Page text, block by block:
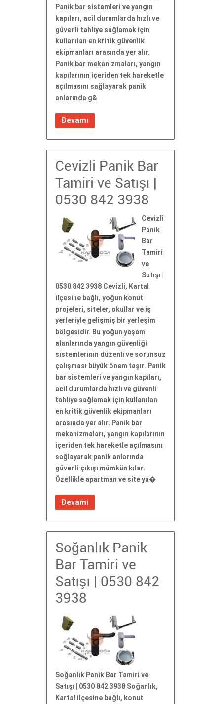
Panik bar sistemleri ve yangın
kapıları, acil durumlarda hızlı ve
güvenli tahliye sağlamak için
kullanılan en kritik güvenlik
ekipmanları arasında yer alır.
Panik bar mekanizmaları, yangın
kapılarının içeriden tek hareketle
açılmasını sağlayarak panik
anlarında g&
Devamı
Cevizli Panik Bar
Tamiri ve Satışı |
0530 842 3938
Cevizli
Panik
Bar
Tamiri
ve
Satışı |
0530 842 3938 Cevizli, Kartal
ilçesine bağlı, yoğun konut
projeleri, siteler, okullar ve iş
yerleriyle gelişmiş bir yerleşim
bölgesidir. Bu yoğun yaşam
alanlarında yangın güvenliği
sistemlerinin düzenli ve sorunsuz
çalışması büyük önem taşır. Panik
bar sistemleri ve yangın kapıları,
acil durumlarda hızlı ve güvenli
tahliye sağlamak için kullanılan
en kritik güvenlik ekipmanları
arasında yer alır. Panik bar
mekanizmaları, yangın kapılarının
içeriden tek hareketle açılmasını
sağlayarak panik anlarında
güvenli çıkışı mümkün kılar.
Özellikle apartman ve site ya�
Devamı
Soğanlık Panik
Bar Tamiri ve
Satışı | 0530 842
3938
Soğanlık Panik Bar Tamiri ve
Satışı | 0530 842 3938 Soğanlık,
Kartal ilçesine bağlı, konut